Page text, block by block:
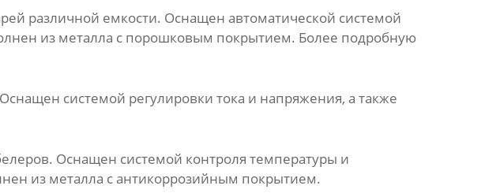
различной емкости. Оснащен автоматической системой
из металла с порошковым покрытием. Более подробную
системой регулировки тока и напряжения, а также
Оснащен системой контроля температуры и
из металла с антикоррозийным покрытием.